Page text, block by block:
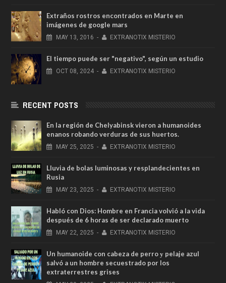
Extraños rostros encontrados en Marte en
imágenes de google mars
MAY 13, 2016 - EXTRANOTIX MISTERIO
El tiempo puede ser "negativo", según un estudio
OCT 08, 2024 - EXTRANOTIX MISTERIO
RECENT POSTS
En la región de Chelyabinsk vieron a humanoides
enanos robando verduras de sus huertos.
MAY 25, 2025 - EXTRANOTIX MISTERIO
Lluvia de bolas luminosas y resplandecientes en
Rusia
MAY 23, 2025 - EXTRANOTIX MISTERIO
Habló con Dios: Hombre en Francia volvió a la vida
después de 6 horas de ser declarado muerto
MAY 22, 2025 - EXTRANOTIX MISTERIO
Un humanoide con cabeza de perro у pelaje azul
salvó a un hombre secuestrado por los
extraterrestres grises